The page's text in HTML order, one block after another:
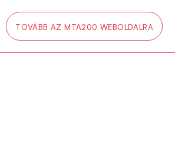
TOVÁBB AZ MTA200 WEBOLDALRA